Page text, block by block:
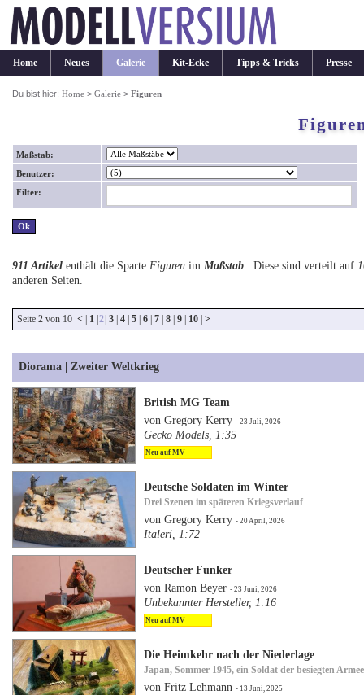
Home Neues Galerie Kit-Ecke Tipps & Tricks Presse
Du bist hier:Home >Galerie >Figuren
Maßstab:
Benutzer:
Filter:
911 Artikel enthält die Sparte Figuren im Maßstab . Diese sind verteilt auf
anderen Seiten.
Seite 2 von 10 < | 1 |2| 3 | 4 | 5 | 6 | 7 | 8 | 9 | 10 | >
Diorama | Zweiter Weltkrieg
British MG Team
von Gregory Kerry- 23 Juli, 2026
Gecko Models, 1:35
Neu auf MV
Deutsche Soldaten im Winter
Drei Szenen im späteren Kriegsverlauf
von Gregory Kerry- 20 April, 2026
Italeri, 1:72
Deutscher Funker
von Ramon Beyer- 23 Juni, 2026
Unbekannter Hersteller, 1:16
Neu auf MV
Die Heimkehr nach der Niederlage
Japan, Sommer 1945, ein Soldat der besiegten
von Fritz Lehmann- 13 Juni, 2025